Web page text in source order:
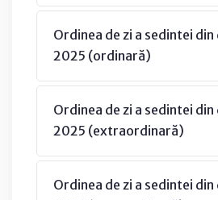
Ordinea de zi a sedintei din
2025 (ordinară)
Ordinea de zi a sedintei din
2025 (extraordinară)
Ordinea de zi a sedintei din